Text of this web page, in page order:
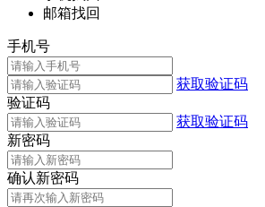
邮箱找回
手机号
获取验证码
验证码
获取验证码
新密码
确认新密码